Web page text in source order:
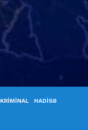
KRİMİNAL HADİSƏ